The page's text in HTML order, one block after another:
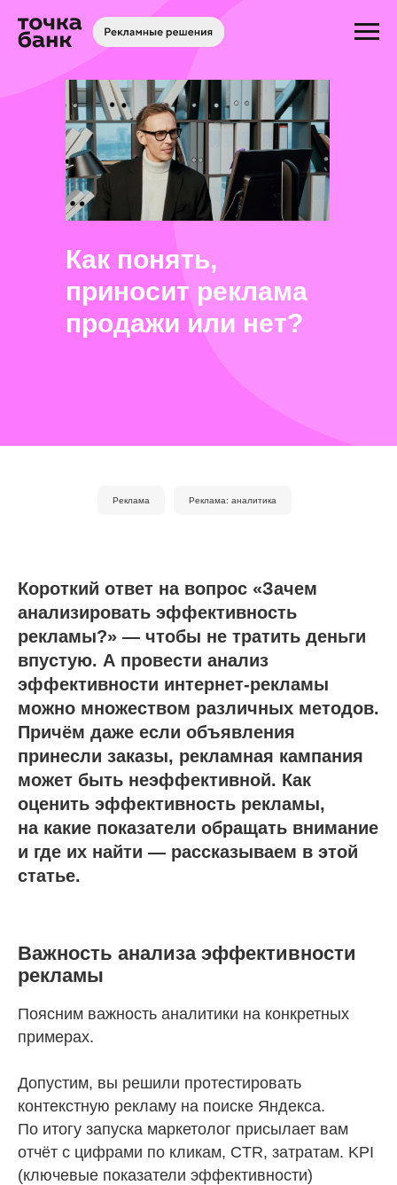
Как понять,
приносит реклама
продажи или нет?
Реклама Реклама: аналитика
Короткий ответ на вопрос «Зачем
анализировать эффективность
рекламы?» — чтобы не тратить деньги
впустую. А провести анализ
эффективности интернет-рекламы
можно множеством различных методов.
Причём даже если объявления
принесли заказы, рекламная кампания
может быть неэффективной. Как
оценить эффективность рекламы,
на какие показатели обращать внимание
и где их найти — рассказываем в этой
статье.
Важность анализа эффективности
рекламы
Поясним важность аналитики на конкретных
примерах.
Допустим, вы решили протестировать
контекстную рекламу на поиске Яндекса.
По итогу запуска маркетолог присылает вам
отчёт с цифрами по кликам, CTR, затратам. KPI
(ключевые показатели эффективности)